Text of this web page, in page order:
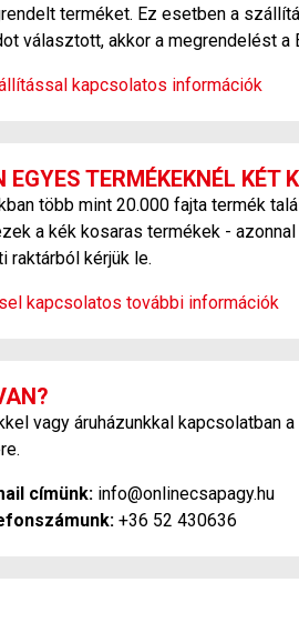
terméket. Ez esetben a
választott, akkor a megrendelést
kapcsolatos információk
EGYES TERMÉKEKNÉL KÉT
több mint 20.000 fajta termék
a kék kosaras termékek -
raktárból kérjük le.
kapcsolatos további információk
vagy áruházunkkal
címünk: info@onlinecsapagy.hu
+36 52 430636